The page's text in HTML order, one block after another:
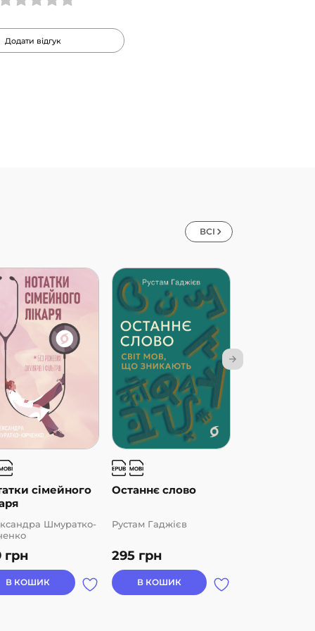
Додати відгук
ВСІ
сімейного
грн
Шмуратко-
В КОШИК
Останнє слово
295 грн
Рустам Гаджієв
В КОШИК